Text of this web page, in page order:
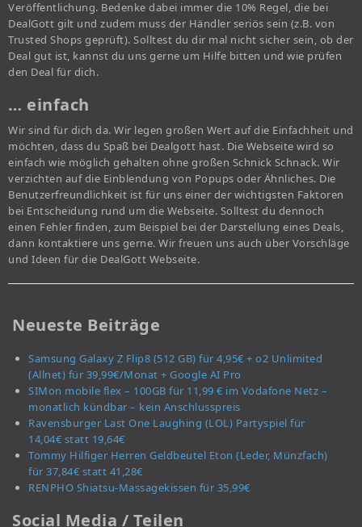
Veröffentlichung. Bedenke dabei immer die 10% Regel, die bei
DealGott gilt und zudem muss der Händler seriös sein (z.B. von
Trusted Shops geprüft). Solltest du dir mal nicht sicher sein, ob der
Deal gut ist, kannst du uns gerne um Hilfe bitten und wie prüfen
den Deal für dich.
… einfach
Wir sind für dich da. Wir legen großen Wert auf die Einfachheit und
möchten, dass du Spaß bei Dealgott hast. Die Webseite wird so
einfach wie möglich gehalten ohne großen Schnick Schnack. Wir
verzichten auf die Einblendung von Popups oder Ähnliches. Die
Benutzerfreundlichkeit ist für uns einer der wichtigsten Faktoren
bei Entscheidung rund um die Webseite. Solltest du dennoch
einen Fehler finden, zum Beispiel bei der Darstellung eines Deals,
dann kontaktiere uns gerne. Wir freuen uns auch über Vorschläge
und Ideen für die DealGott Webseite.
Neueste Beiträge
Samsung Galaxy Z Flip8 (512 GB) für 4,95€ + o2 Unlimited
(Allnet) für 39,99€/Monat + Google AI Pro
SIMon mobile flex – 100GB für 11,99 € im Vodafone Netz –
monatlich kündbar – kein Anschlusspreis
Ravensburger Last One Laughing (LOL) Partyspiel für
14,04€ statt 19,64€
Tommy Hilfiger Herren Geldbeutel Eton (Leder, Münzfach)
für 37,84€ statt 41,28€
RENPHO Shiatsu-Massagekissen für 35,99€
Social Media / Teilen